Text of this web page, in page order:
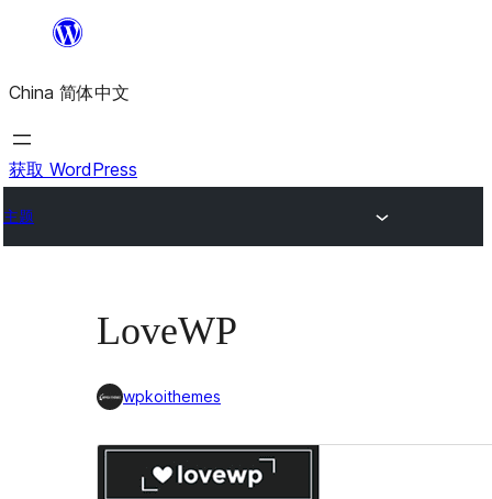
内
容
China 简体中文
获取 WordPress
主题
LoveWP
wpkoithemes